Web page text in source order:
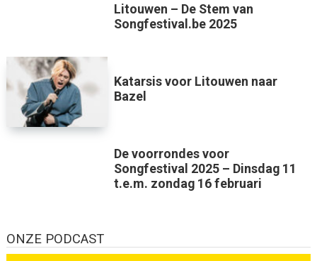
Litouwen – De Stem van
Songfestival.be 2025
Katarsis voor Litouwen naar
Bazel
De voorrondes voor
Songfestival 2025 – Dinsdag 11
t.e.m. zondag 16 februari
ONZE PODCAST